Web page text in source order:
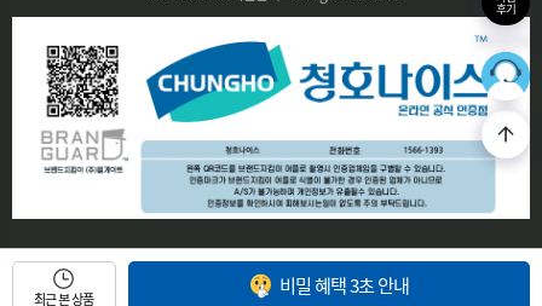
최근 본 상품
비밀 혜택 3초 안내
후기
365
최적